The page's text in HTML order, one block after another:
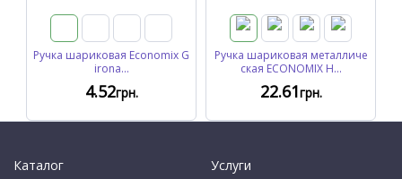
Ручка шариковая Economix G
irona...
4.52грн.
Ручка шариковая металличе
ская ECONOMIX H...
22.61грн.
Каталог Услуги